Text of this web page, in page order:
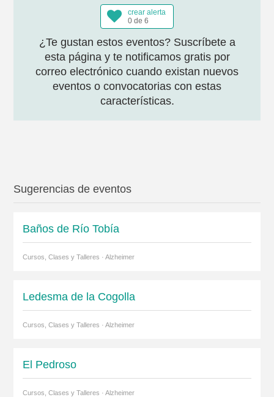
crear alerta
0 de 6
¿Te gustan estos eventos? Suscríbete a
esta página y te notificamos gratis por
correo electrónico cuando existan nuevos
eventos o convocatorias con estas
características.
Sugerencias de eventos
Baños de Río Tobía
Cursos, Clases y Talleres · Alzheimer
Ledesma de la Cogolla
Cursos, Clases y Talleres · Alzheimer
El Pedroso
Cursos, Clases y Talleres · Alzheimer